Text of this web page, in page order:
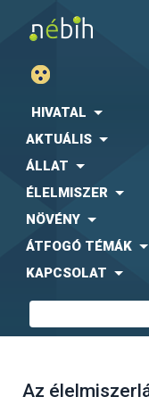
HIVATAL
AKTUÁLIS
ÁLLAT
ÉLELMISZER
NÖVÉNY
ÁTFOGÓ TÉMÁK
KAPCSOLAT
Az